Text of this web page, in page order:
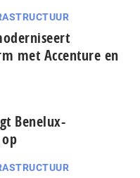
met Accenture en
Benelux-